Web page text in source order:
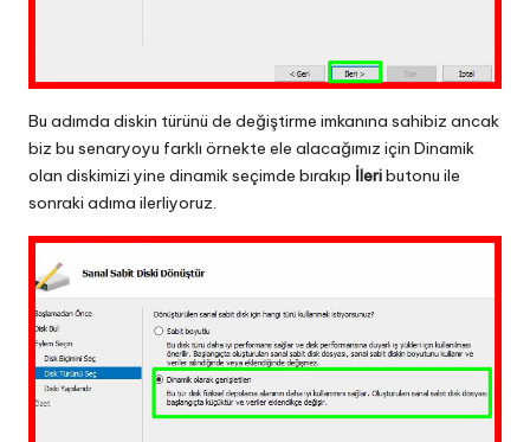
Bu adımda diskin türünü de değiştirme imkanına sahibiz ancak
biz bu senaryoyu farklı örnekte ele alacağımız için Dinamik
olan diskimizi yine dinamik seçimde bırakıp İleributonu ile
sonraki adıma ilerliyoruz.